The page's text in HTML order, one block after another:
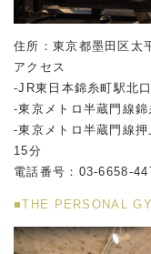
住所：東京都墨田区太
アクセス
-JR東日本錦糸町駅北
-東京メトロ半蔵門線
-東京メトロ半蔵門線
15分
電話番号：03-6658-
■THE PERSONAL